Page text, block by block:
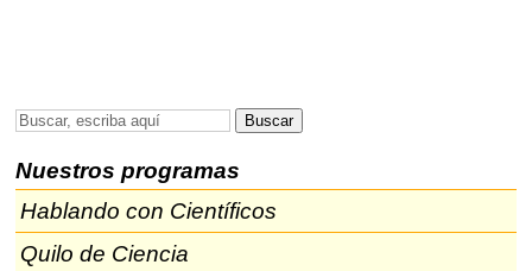
Nuestros programas
Hablando con Científicos
Quilo de Ciencia